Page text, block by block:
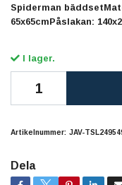
Spiderman
65x65cmPåslakan:
I lager.
Artikelnummer: JAV-
Dela